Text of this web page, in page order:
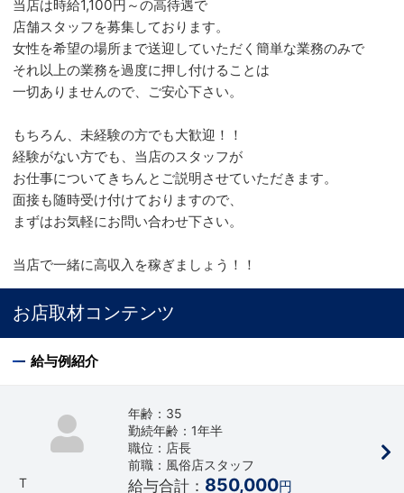
当店は時給1,100円～の高待遇で
店舗スタッフを募集しております。
女性を希望の場所まで送迎していただく簡単な業務のみで
それ以上の業務を過度に押し付けることは
一切ありませんので、ご安心下さい。
もちろん、未経験の方でも大歓迎！！
経験がない方でも、当店のスタッフが
お仕事についてきちんとご説明させていただきます。
面接も随時受け付けておりますので、
まずはお気軽にお問い合わせ下さい。
当店で一緒に高収入を稼ぎましょう！！
お店取材コンテンツ
給与例紹介
T
年齢：35
勤続年齢：1年半
職位：店長
前職：風俗店スタッフ
給与合計： 850,000円